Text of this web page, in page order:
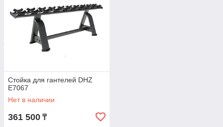
Стойка для гантелей DHZ
E7067
Нет в наличии
361 500 ₸